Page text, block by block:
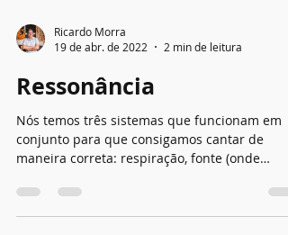
19 de abr. de 2022
Ressonância
Nós temos três sistemas que funcionam em
maneira correta: respiração, fonte (onde
começa o som nas...